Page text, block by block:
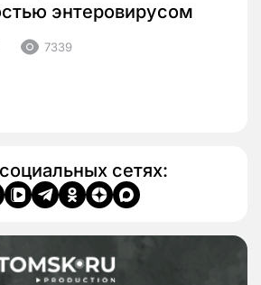
энтеровирусом
7339
сетях: